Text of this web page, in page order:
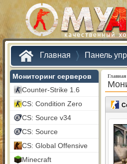
Главная Панель
Мониторинг серверов
Counter-Strike 1.6
CS: Condition Zero
CS: Source v34
CS: Source
CS: Global Offensive
Minecraft
Главная